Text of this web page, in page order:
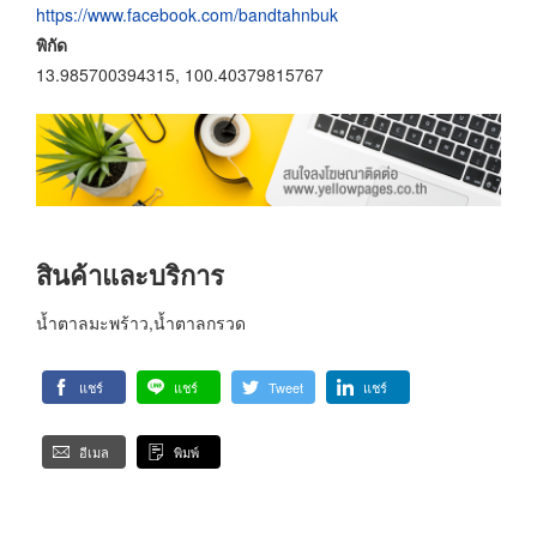
https://www.facebook.com/bandtahnbuk
พิกัด
13.985700394315, 100.40379815767
สินค้าและบริการ
น้ำตาลมะพร้าว,น้ำตาลกรวด
แชร์ แชร์ Tweet แชร์
อีเมล พิมพ์